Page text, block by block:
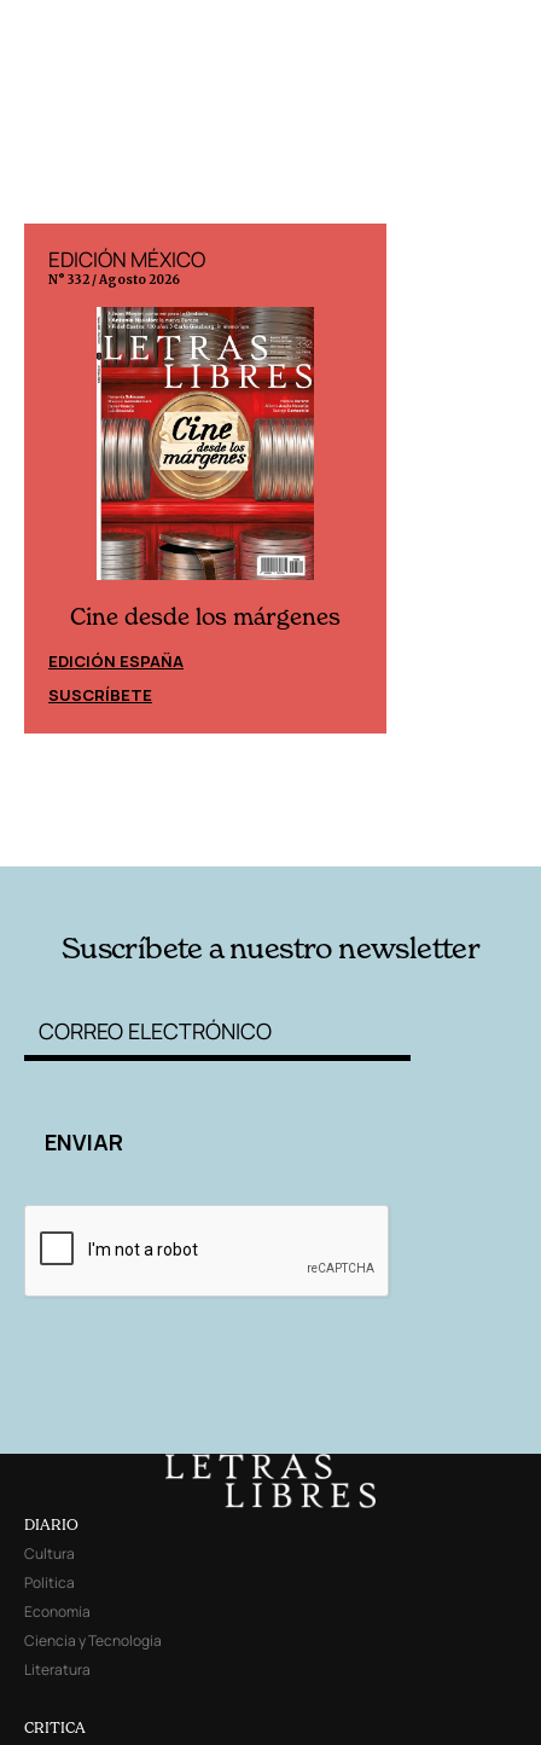
EDICIÓN MÉXICO
N° 332 / Agosto 2026
Cine desde los márgenes
EDICIÓN ESPAÑA
SUSCRÍBETE
Suscríbete a nuestro newsletter
DIARIO
Cultura
Política
Economía
Ciencia y Tecnología
Literatura
CRITICA